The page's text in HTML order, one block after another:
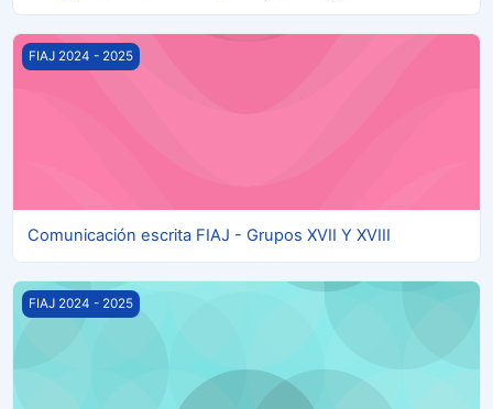
Comunicación escrita FIAJ - Grupos XVII Y XVIII
FIAJ 2024 - 2025
Comunicación escrita FIAJ - Grupos XVII Y XVIII
Inducción de la plataforma - FIAJ Grupos XVII y XVIII
FIAJ 2024 - 2025